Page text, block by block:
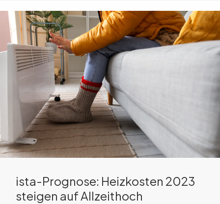
ista-Prognose: Heizkosten 2023
steigen auf Allzeithoch